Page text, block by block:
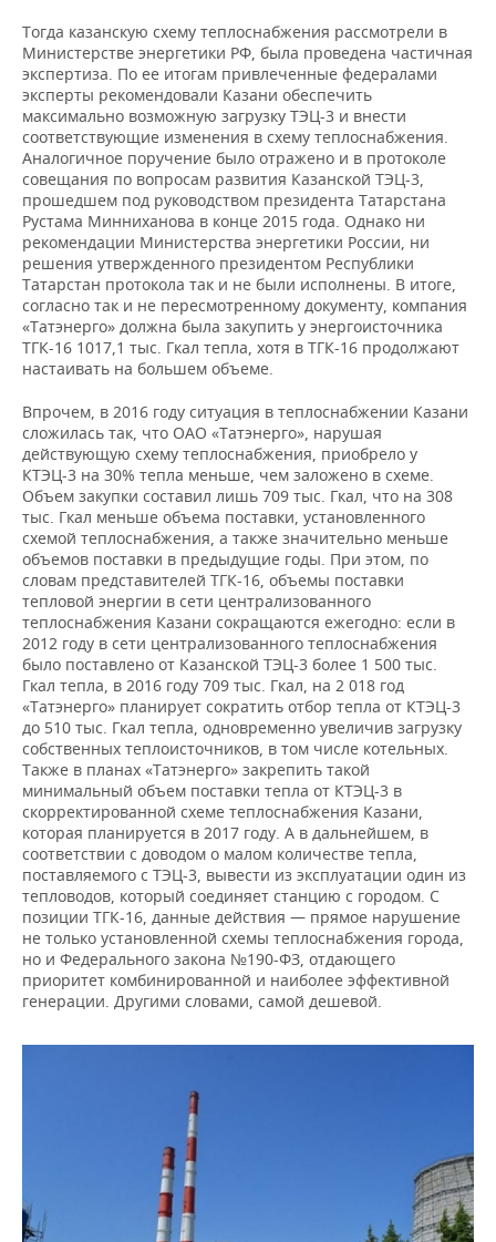
Тогда казанскую схему теплоснабжения рассмотрели в
Министерстве энергетики РФ, была проведена частичная
экспертиза. По ее итогам привлеченные федералами
эксперты рекомендовали Казани обеспечить
максимально возможную загрузку ТЭЦ-3 и внести
соответствующие изменения в схему теплоснабжения.
Аналогичное поручение было отражено и в протоколе
совещания по вопросам развития Казанской ТЭЦ-3,
прошедшем под руководством президента Татарстана
Рустама Минниханова в конце 2015 года. Однако ни
рекомендации Министерства энергетики России, ни
решения утвержденного президентом Республики
Татарстан протокола так и не были исполнены. В итоге,
согласно так и не пересмотренному документу, компания
«Татэнерго» должна была закупить у энергоисточника
ТГК-16 1017,1 тыс. Гкал тепла, хотя в ТГК-16 продолжают
настаивать на большем объеме.
Впрочем, в 2016 году ситуация в теплоснабжении Казани
сложилась так, что ОАО «Татэнерго», нарушая
действующую схему теплоснабжения, приобрело у
КТЭЦ-3 на 30% тепла меньше, чем заложено в схеме.
Объем закупки составил лишь 709 тыс. Гкал, что на 308
тыс. Гкал меньше объема поставки, установленного
схемой теплоснабжения, а также значительно меньше
объемов поставки в предыдущие годы. При этом, по
словам представителей ТГК-16, объемы поставки
тепловой энергии в сети централизованного
теплоснабжения Казани сокращаются ежегодно: если в
2012 году в сети централизованного теплоснабжения
было поставлено от Казанской ТЭЦ-3 более 1 500 тыс.
Гкал тепла, в 2016 году 709 тыс. Гкал, на 2 018 год
«Татэнерго» планирует сократить отбор тепла от КТЭЦ-3
до 510 тыс. Гкал тепла, одновременно увеличив загрузку
собственных теплоисточников, в том числе котельных.
Также в планах «Татэнерго» закрепить такой
минимальный объем поставки тепла от КТЭЦ-3 в
скорректированной схеме теплоснабжения Казани,
которая планируется в 2017 году. А в дальнейшем, в
соответствии с доводом о малом количестве тепла,
поставляемого с ТЭЦ-3, вывести из эксплуатации один из
тепловодов, который соединяет станцию с городом. С
позиции ТГК-16, данные действия — прямое нарушение
не только установленной схемы теплоснабжения города,
но и Федерального закона №190-ФЗ, отдающего
приоритет комбинированной и наиболее эффективной
генерации. Другими словами, самой дешевой.